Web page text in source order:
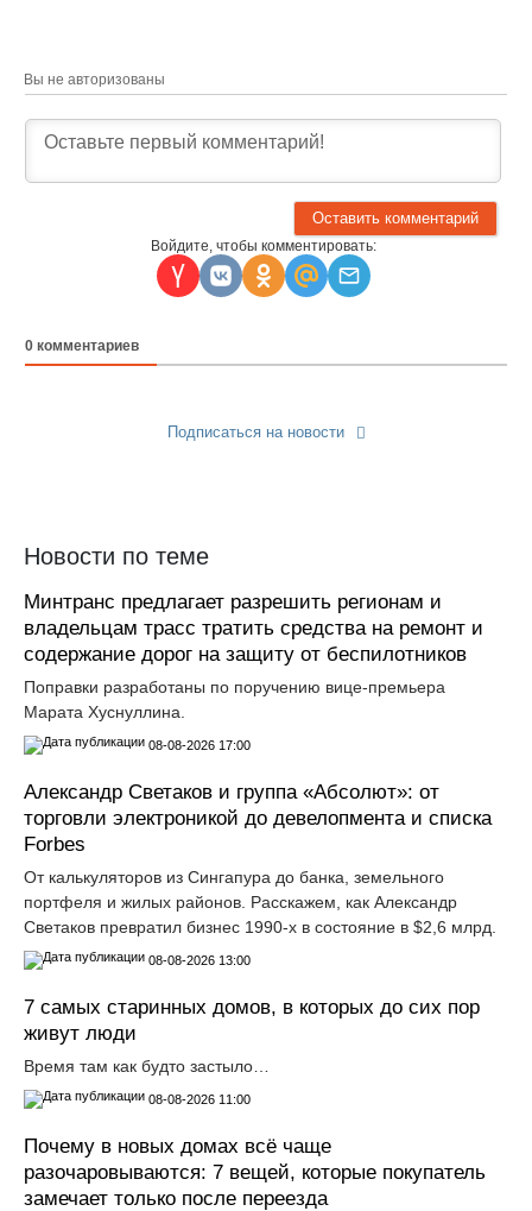
Вы не авторизованы
Войдите, чтобы комментировать:
0 комментариев
Подписаться на новости
Новости по теме
Минтранс предлагает разрешить регионам и
владельцам трасс тратить средства на ремонт и
содержание дорог на защиту от беспилотников
Поправки разработаны по поручению вице-премьера
Марата Хуснуллина.
08-08-2026 17:00
Александр Светаков и группа «Абсолют»: от
торговли электроникой до девелопмента и списка
Forbes
От калькуляторов из Сингапура до банка, земельного
портфеля и жилых районов. Расскажем, как Александр
Светаков превратил бизнес 1990-х в состояние в $2,6 млрд.
08-08-2026 13:00
7 самых старинных домов, в которых до сих пор
живут люди
Время там как будто застыло…
08-08-2026 11:00
Почему в новых домах всё чаще
разочаровываются: 7 вещей, которые покупатель
замечает только после переезда